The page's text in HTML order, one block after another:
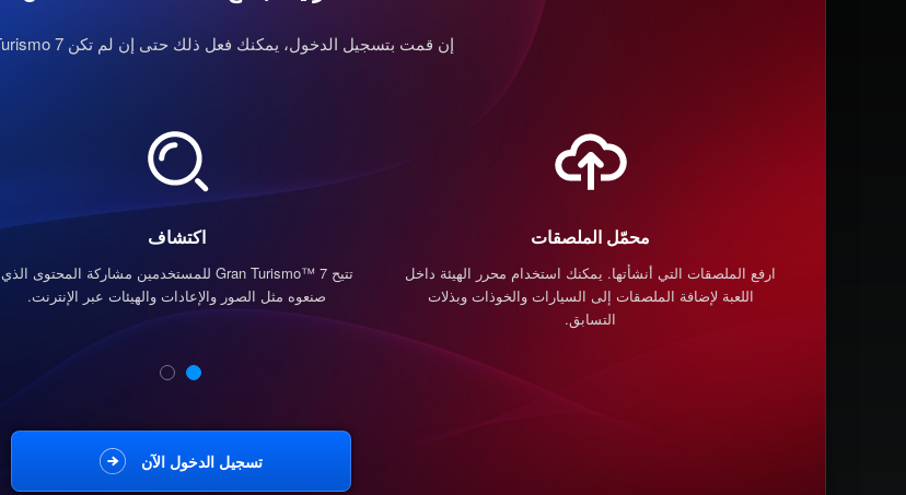
إن قمت بتسجيل الدخول، يمكنك فعل ذلك حتى إن لم تكن Gran Turismo 7 جارية.
محمّل الملصقات
ارفع الملصقات التي أنشأتها. يمكنك استخدام محرر الهيئة داخل
اللعبة لإضافة الملصقات إلى السيارات والخوذات وبذلات
التسابق.
اكتشاف
تتيح Gran Turismo™ 7 للمستخدمين مشاركة المحتوى الذي
صنعوه مثل الصور والإعادات والهيئات عبر الإنترنت.
تسجيل الدخول الآن